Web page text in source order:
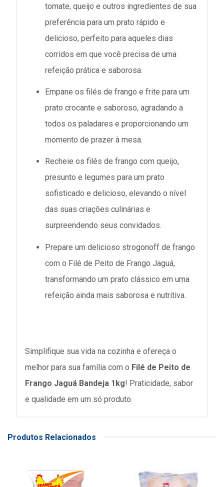
tomate, queijo e outros ingredientes de sua
preferência para um prato rápido e
delicioso, perfeito para aqueles dias
corridos em que você precisa de uma
refeição prática e saborosa.
Empane os filés de frango e frite para um
prato crocante e saboroso, agradando a
todos os paladares e proporcionando um
momento de prazer à mesa.
Recheie os filés de frango com queijo,
presunto e legumes para um prato
sofisticado e delicioso, elevando o nível
das suas criações culinárias e
surpreendendo seus convidados.
Prepare um delicioso strogonoff de frango
com o Filé de Peito de Frango Jaguá,
transformando um prato clássico em uma
refeição ainda mais saborosa e nutritiva.
Simplifique sua vida na cozinha e ofereça o
melhor para sua família com o Filé de Peito de
Frango Jaguá Bandeja 1kg! Praticidade, sabor
e qualidade em um só produto.
Produtos Relacionados